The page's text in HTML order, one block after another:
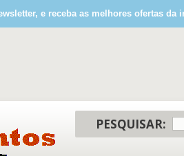
e receba as melhores ofertas da
PESQUISAR: